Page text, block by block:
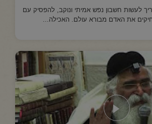
לעשות חשבון נפש אמיתי ונוקב, להפסיק עם
את האדם מבורא עולם. האכילה...